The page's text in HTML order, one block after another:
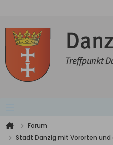
Forum
Stadt Danzig mit Vororten